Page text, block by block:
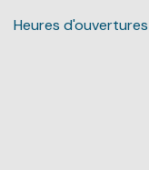
Heures d'ouvertures